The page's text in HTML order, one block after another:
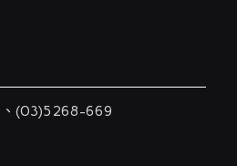
、 (03)5268-669